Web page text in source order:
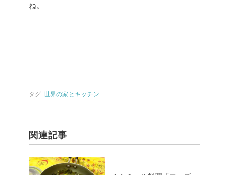
ね。
タグ: 世界の家とキッチン
関連記事